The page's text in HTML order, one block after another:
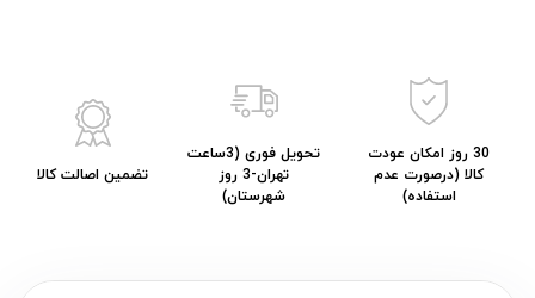
30 روز امکان عودت
کالا (درصورت عدم
استفاده)
تحویل فوری (3ساعت
تهران-3 روز
شهرستان)
تضمین اصالت کالا